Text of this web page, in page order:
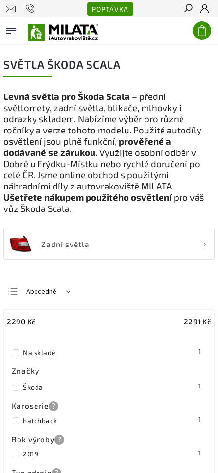
POPTÁVKA
Hledat
SVĚTLA ŠKODA SCALA
Levná světla pro Škoda Scala – přední
světlomety, zadní světla, blikače, mlhovky i
odrazky skladem. Nabízíme výběr pro různé
ročníky a verze tohoto modelu. Použité autodíly
osvětlení jsou plně funkční, prověřené a
dodávané se zárukou. Využijte osobní odběr v
Dobré u Frýdku-Místku nebo rychlé doručení po
celé ČR. Jsme online obchod s použitými
náhradními díly z autovrakoviště MILATA.
Ušetřete nákupem použitého osvětlenípro váš
vůz Škoda Scala.
Zadní světla
Abecedně
Nejdražší
2290 Kč 2291 Kč
Na skladě 1
Značky
Škoda 1
Karoserie ?
hatchback 1
Rok výroby ?
2019 1